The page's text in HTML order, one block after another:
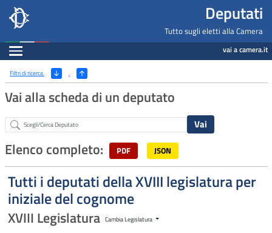
Deputati, Camera dei Deputati -
Salta al contenuto principale
Salta al menu di navigazione Deputati
Tutto sugli eletti alla Camera
Espandi vai a camera.it
Ricerca
Filtri di ricerca (Apri/Chiudi filtri)
Vai alla scheda di un deputato
Abstract
Elenco completo: PDF JSON
Tutti i deputati della XVIII legislatura per
iniziale del cognome
XVIII Legislatura Cambia Legislatura
Navigazione pagine di servizio
Fine pagina
Salta al contenuto principale
Salta al menu di navigazione
Vai a inizio pagina